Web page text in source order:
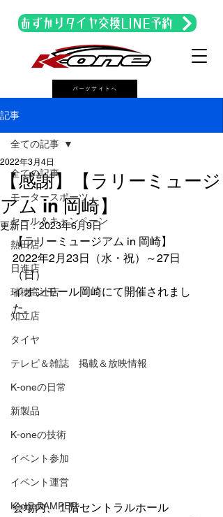
パーツサイトへ
あずかりタイヤ交換LINE予約
記事
全ての記事
モータースポーツ
セール＆キャンペーン
熱田店
日進店
瑞穂高辻店
知立店
タイヤ
テレビ＆雑誌 掲載＆放映情報
K-oneの日常
新製品
K-oneの技術
イベント参加
イベント運営
K-oneDAMPER
全ての記事
【感謝】【ラリーミュージ
アム in 岡崎】
2022年3月4日
更新日：2023年6月9日
【ラリーミュージアム in 岡崎】
2022年2月23日（水・祝）～27日
（日）
イオンモール岡崎にて開催されまし
た。
会場内、１階セントラルホール